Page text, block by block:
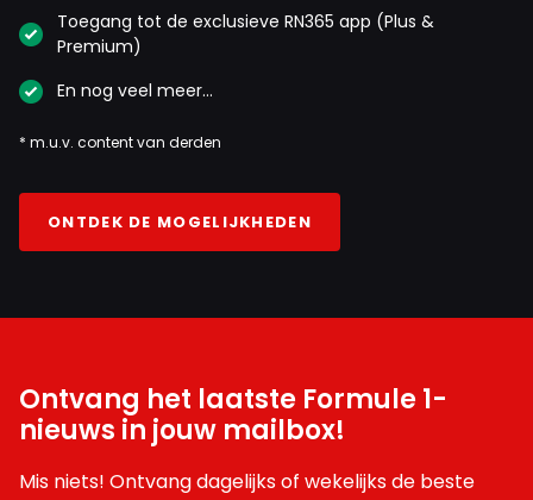
Toegang tot de exclusieve RN365 app (Plus &
Premium)
En nog veel meer…
* m.u.v. content van derden
ONTDEK DE MOGELIJKHEDEN
Ontvang het laatste Formule 1-
nieuws in jouw mailbox!
Mis niets! Ontvang dagelijks of wekelijks de beste